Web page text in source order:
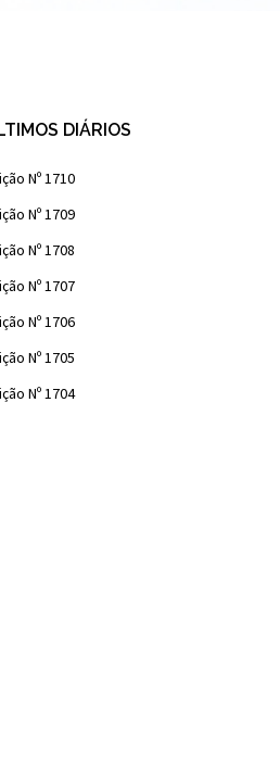
DIÁRIOS
Nº 1710
Nº 1709
Nº 1708
Nº 1707
Nº 1706
Nº 1705
Nº 1704